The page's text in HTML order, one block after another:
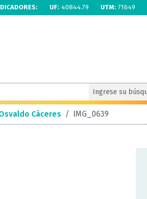
UF: 40844.79 UTM: 71649
Cáceres / IMG_0639